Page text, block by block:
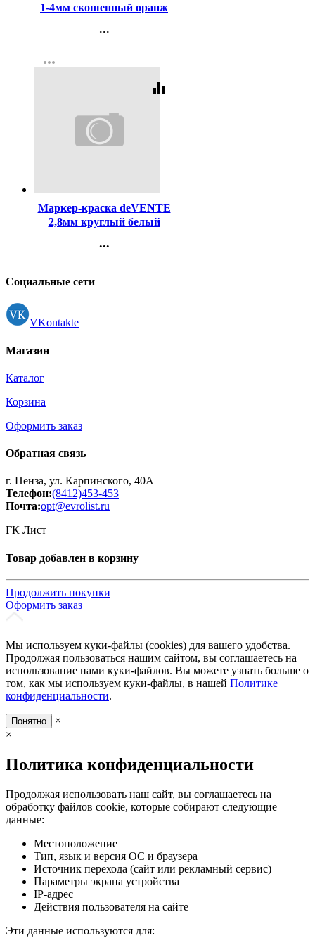
1-4мм скошенный оранж
...
Регистрация
more_horiz
equalizer
Маркер-краска deVENTE
2,8мм круглый белый
...
Регистрация
Социальные сети
VKontakte
Магазин
Каталог
Корзина
Оформить заказ
Обратная связь
г. Пенза, ул. Карпинского, 40А
Телефон:(8412)453-453
Почта:opt@evrolist.ru
ГК Лист
Товар добавлен в корзину
Продолжить покупки
Оформить заказ
Мы используем куки-файлы (cookies) для вашего удобства.
Продолжая пользоваться нашим сайтом, вы соглашаетесь на
использование нами куки-файлов. Вы можете узнать больше о
том, как мы используем куки-файлы, в нашей Политике
конфиденциальности.
Понятно
×
×
Политика конфиденциальности
Продолжая использовать наш сайт, вы соглашаетесь на
обработку файлов cookie, которые собирают следующие
данные:
Местоположение
Тип, язык и версия ОС и браузера
Источник перехода (сайт или рекламный сервис)
Параметры экрана устройства
IP-адрес
Действия пользователя на сайте
Эти данные используются для: